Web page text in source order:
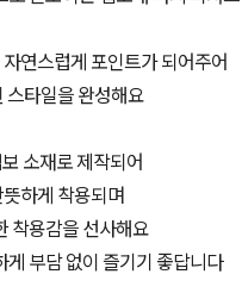
연스럽게 포인트가 되어주어
스타일을 완성해요
소재로 제작되어
하게 착용되며
착용감을 선사해요
부담 없이 즐기기 좋답니다